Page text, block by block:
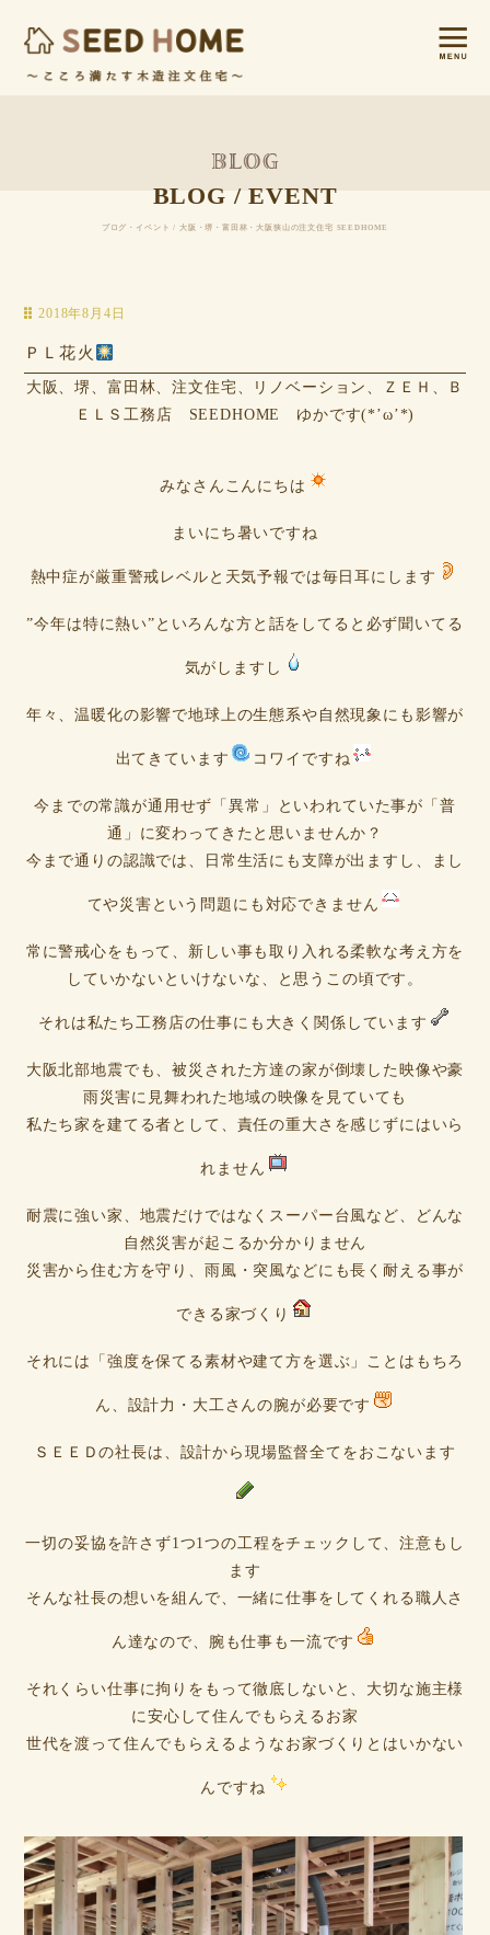
BLOG / EVENT
ブログ・イベント / 大阪・堺・富田林・大阪狭山の注文住宅 SEEDHOME
2018年8月4日
ＰＬ花火
大阪、堺、富田林、注文住宅、リノベーション、ＺＥＨ、Ｂ
ＥＬＳ工務店 SEEDHOME ゆかです(*’ω’*)
みなさんこんにちは
まいにち暑いですね
熱中症が厳重警戒レベルと天気予報では毎日耳にします
”今年は特に熱い”といろんな方と話をしてると必ず聞いてる
気がしますし
年々、温暖化の影響で地球上の生態系や自然現象にも影響が
出てきています コワイですね
今までの常識が通用せず「異常」といわれていた事が「普
通」に変わってきたと思いませんか？
今まで通りの認識では、日常生活にも支障が出ますし、まし
てや災害という問題にも対応できません
常に警戒心をもって、新しい事も取り入れる柔軟な考え方を
していかないといけないな、と思うこの頃です。
それは私たち工務店の仕事にも大きく関係しています
大阪北部地震でも、被災された方達の家が倒壊した映像や豪
雨災害に見舞われた地域の映像を見ていても
私たち家を建てる者として、責任の重大さを感じずにはいら
れません
耐震に強い家、地震だけではなくスーパー台風など、どんな
自然災害が起こるか分かりません
災害から住む方を守り、雨風・突風などにも長く耐える事が
できる家づくり
それには「強度を保てる素材や建て方を選ぶ」ことはもちろ
ん、設計力・大工さんの腕が必要です
ＳＥＥＤの社長は、設計から現場監督全てをおこないます
一切の妥協を許さず1つ1つの工程をチェックして、注意もし
ます
そんな社長の想いを組んで、一緒に仕事をしてくれる職人さ
ん達なので、腕も仕事も一流です
それくらい仕事に拘りをもって徹底しないと、大切な施主様
に安心して住んでもらえるお家
世代を渡って住んでもらえるようなお家づくりとはいかない
んですね